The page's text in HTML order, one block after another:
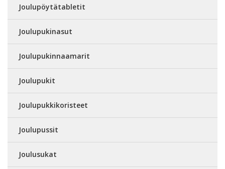
Joulupöytätabletit
Joulupukinasut
Joulupukinnaamarit
Joulupukit
Joulupukkikoristeet
Joulupussit
Joulusukat